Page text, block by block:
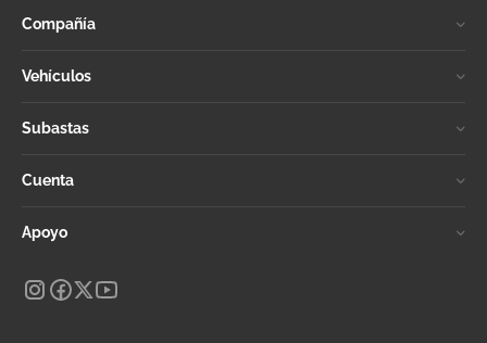
Compañía
Vehículos
Subastas
Cuenta
Apoyo